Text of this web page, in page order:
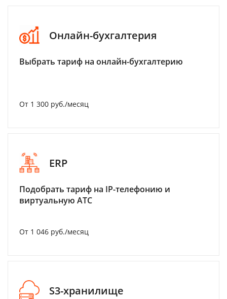
Онлайн-бухгалтерия
Выбрать тариф на онлайн-бухгалтерию
От 1 300 руб./месяц
ERP
Подобрать тариф на IP-телефонию и
виртуальную АТС
От 1 046 руб./месяц
S3-хранилище